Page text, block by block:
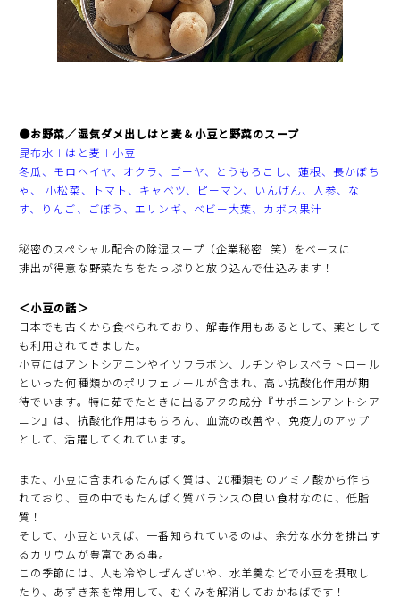
●お野菜／湿気ダメ出しはと麦＆小豆と野菜のスープ
昆布水＋はと麦＋小豆
冬瓜、モロヘイヤ、オクラ、ゴーヤ、とうもろこし、蓮根、長かぼち
ゃ、 小松菜、トマト、キャベツ、ピーマン、いんげん、人参、な
す、りんご、ごぼう、エリンギ、ベビー大葉、カボス果汁
秘密のスペシャル配合の除湿スープ（企業秘密 笑）をベースに
排出が得意な野菜たちをたっぷりと放り込んで仕込みます！
＜小豆の話＞
日本でも古くから食べられており、解毒作用もあるとして、薬として
も利用されてきました。
小豆にはアントシアニンやイソフラボン、ルチンやレスベラトロール
といった何種類かのポリフェノールが含まれ、高い抗酸化作用が期
待でいます。特に茹でたときに出るアクの成分『サポニンアントシア
ニン』は、抗酸化作用はもちろん、血流の改善や、免疫力のアップ
として、活躍してくれています。
また、小豆に含まれるたんぱく質は、20種類ものアミノ酸から作ら
れており、豆の中でもたんぱく質バランスの良い食材なのに、低脂
質！
そして、小豆といえば、一番知られているのは、余分な水分を排出す
るカリウムが豊富である事。
この季節には、人も冷やしぜんざいや、水羊羹などで小豆を摂取し
たり、あずき茶を常用して、むくみを解消しておかねばです！